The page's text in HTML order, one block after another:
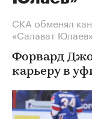
СКА обменял
«Салават Юлаев»
Форвард
карьеру в